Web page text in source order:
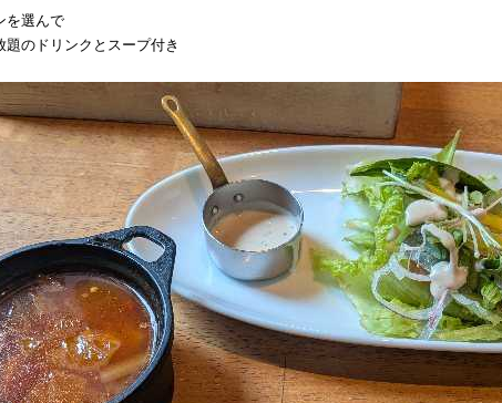
を選んで
題のドリンクとスープ付き